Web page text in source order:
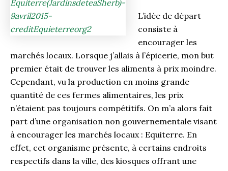
L’idée de départ
consiste à
encourager les
marchés locaux. Lorsque j’allais à l’épicerie, mon but
premier était de trouver les aliments à prix moindre.
Cependant, vu la production en moins grande
quantité de ces fermes alimentaires, les prix
n’étaient pas toujours compétitifs. On m’a alors fait
part d’une organisation non gouvernementale visant
à encourager les marchés locaux : Equiterre. En
effet, cet organisme présente, à certains endroits
respectifs dans la ville, des kiosques offrant une